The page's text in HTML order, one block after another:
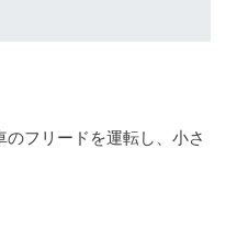
フリードを運転し、小さ